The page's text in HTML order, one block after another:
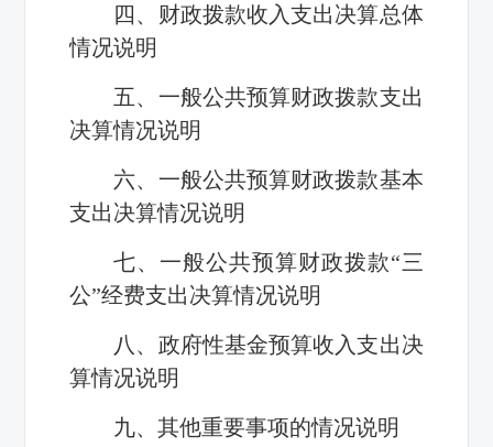
四、财政拨款收入支出决算总体
情况说明
五、一般公共预算财政拨款支出
决算情况说明
六、一般公共预算财政拨款基本
支出决算情况说明
七、一般公共预算财政拨款“三
公”经费支出决算情况说明
八、政府性基金预算收入支出决
算情况说明
九、其他重要事项的情况说明